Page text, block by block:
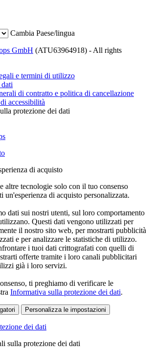
Cambia Paese/lingua
GmbH (ATU63964918) - All rights
e termini di utilizzo
di contratto e politica di cancellazione
accessibilità
protezione dei dati
di acquisto
altre tecnologie solo con il tuo consenso
di acquisto personalizzata.
dati sui nostri utenti, sul loro comportamento
Questi dati vengono utilizzati per
il nostro sito web, per mostrarti pubblicità
e per analizzare le statistiche di utilizzo.
i tuoi dati crittografati con quelli di
offerte tramite i loro canali pubblicitari
già i loro servizi.
ti preghiamo di verificare le
Informativa sulla protezione dei dati.
Personalizza le impostazioni
dei dati
sulla protezione dei dati